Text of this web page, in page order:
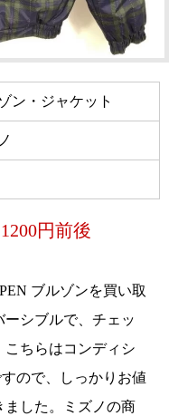
ン・ジャケット
円前後
ブルゾンを買い取
ーシブルで、チェッ
こちらはコンディシ
ので、しっかりお値
ました。ミズノの商